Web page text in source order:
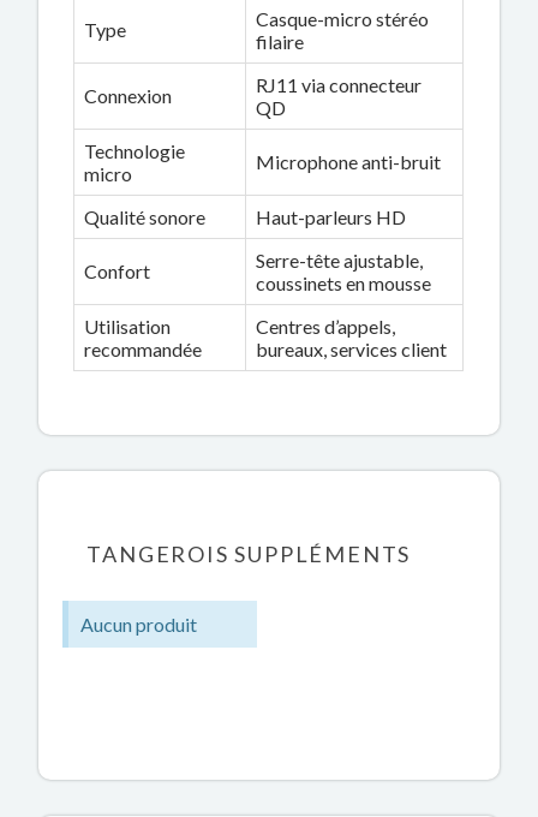
Type
Casque-micro stéréo
filaire
Connexion
RJ11 via connecteur
QD
Technologie
micro
Microphone anti-bruit
Qualité sonore Haut-parleurs HD
Confort
Serre-tête ajustable,
coussinets en mousse
Utilisation
recommandée
Centres d’appels,
bureaux, services client
TANGEROIS SUPPLÉMENTS
Aucun produit